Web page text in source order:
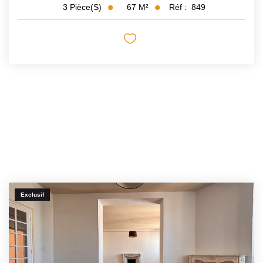
3 Pièce(s) 67 M² Réf : 849
Exclusif